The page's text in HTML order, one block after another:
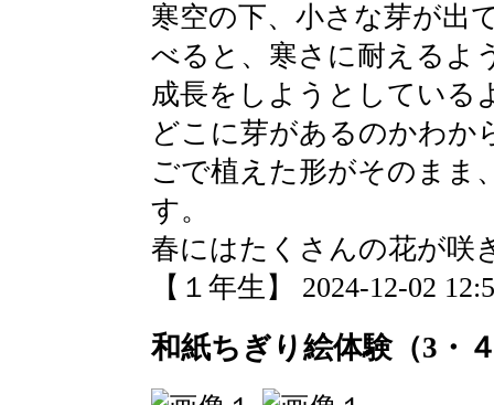
寒空の下、小さな芽が出
べると、寒さに耐えるよ
成長をしようとしている
どこに芽があるのかわか
ごで植えた形がそのまま
す。
春にはたくさんの花が咲
【１年生】 2024-12-02
和紙ちぎり絵体験（3・